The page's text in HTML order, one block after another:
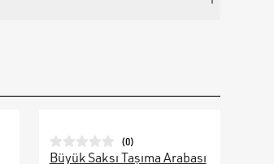
(0)
Büyük Saksı Taşıma Arabası